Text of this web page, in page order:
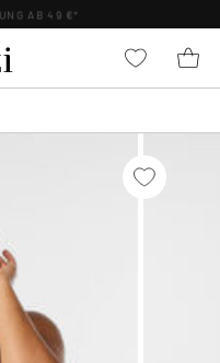
AB 49 €*